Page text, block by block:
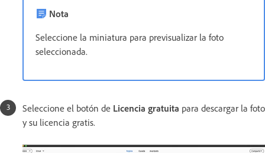
Nota
Seleccione la miniatura para previsualizar la foto
seleccionada.
Seleccione el botón de Licencia gratuita para descargar la foto
y su licencia gratis.